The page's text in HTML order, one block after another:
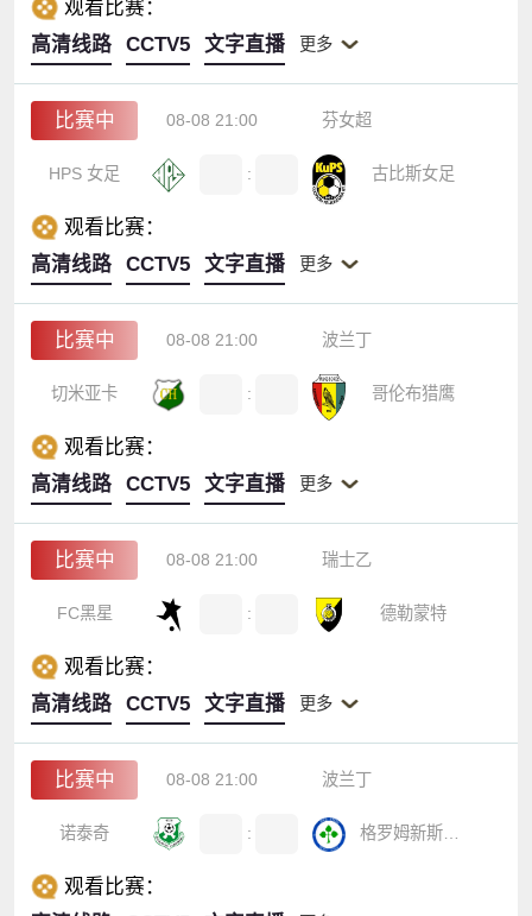
观看比赛：
高清线路
CCTV5 文字直播 更多
比赛中 08-08 21:00 芬女超
HPS 女足 : 古比斯女足
观看比赛：
高清线路
CCTV5 文字直播 更多
比赛中 08-08 21:00 波兰丁
切米亚卡 : 哥伦布猎鹰
观看比赛：
高清线路
CCTV5 文字直播 更多
比赛中 08-08 21:00 瑞士乙
FC黑星 : 德勒蒙特
观看比赛：
高清线路
CCTV5 文字直播 更多
比赛中 08-08 21:00 波兰丁
诺泰奇 : 格罗姆新斯塔夫
观看比赛：